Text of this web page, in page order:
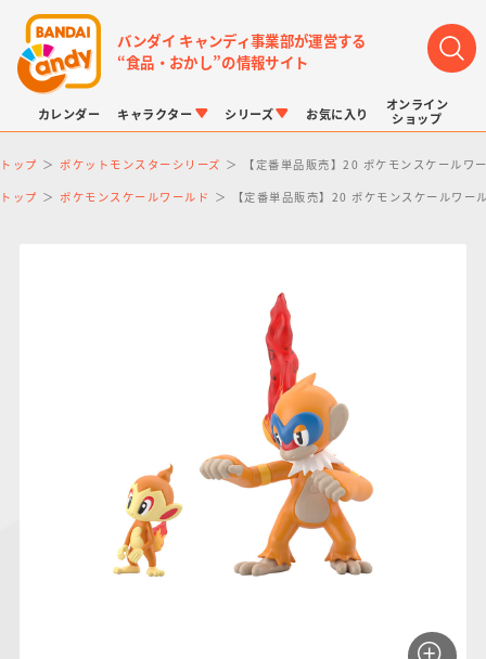
バンダイ キャンディ事業部が運営する
“食品・おかし”の情報サイト
カレンダー キャラクター
仮面ライダーシリー
プリキュアシリーズ
ガンダムシリーズ アンパンマン
シリーズ
キャラパキ
にふぉるめーしょん
＆スクエアシール
ポケモンスケールワ
お気に入り
オンライン
ショップ
トップ ポケットモンスターシリーズ 【定番単品販売】20 ポケモンスケールワ
トップ ポケモンスケールワールド 【定番単品販売】20 ポケモンスケールワ